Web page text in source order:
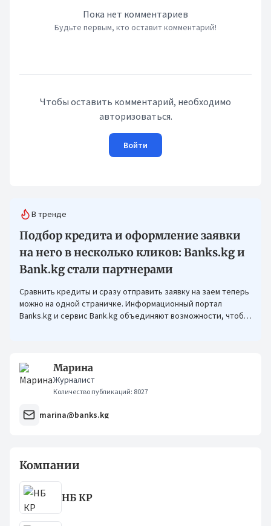
Пока нет комментариев
Будьте первым, кто оставит комментарий!
Чтобы оставить комментарий, необходимо
авторизоваться.
Войти
В тренде
Подбор кредита и оформление заявки
на него в несколько кликов: Banks.kg и
Bank.kg стали партнерами
Сравнить кредиты и сразу отправить заявку на заем теперь
можно на одной страничке. Информационный портал
Banks.kg и сервис Bank.kg объединяют возможности, чтобы
Марина
Журналист
Количество публикаций: 8027
marina@banks.kg
Компании
НБ КР